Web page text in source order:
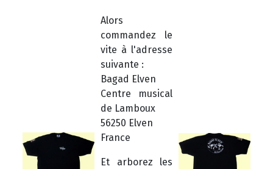
Alors
commandez le
vite à l'adresse
suivante :
Bagad Elven
Centre musical
de Lamboux
56250 Elven
France
Et arborez les